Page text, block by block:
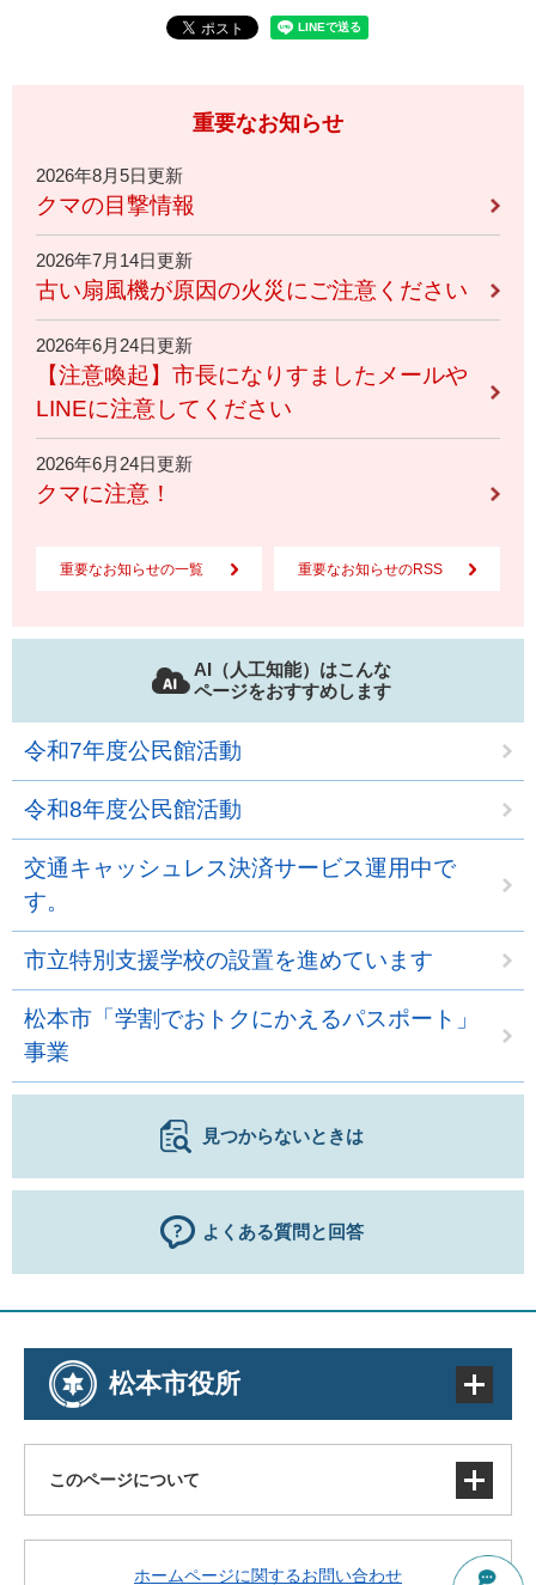
重要なお知らせ
2026年8月5日更新
クマの目撃情報
2026年7月14日更新
古い扇風機が原因の火災にご注意ください
2026年6月24日更新
【注意喚起】市長になりすましたメールや
LINEに注意してください
2026年6月24日更新
クマに注意！
重要なお知らせの一覧 重要なお知らせのRSS
AI（人工知能）はこんな
ページをおすすめします
令和7年度公民館活動
令和8年度公民館活動
交通キャッシュレス決済サービス運用中で
す。
市立特別支援学校の設置を進めています
松本市「学割でおトクにかえるパスポート」
事業
見つからないときは
よくある質問と回答
松本市役所
このページについて
ホームページに関するお問い合わせ